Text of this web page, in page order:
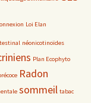
Loi Elan
néonicotinoïdes
Plan Ecophyto
Radon
sommeil tabac